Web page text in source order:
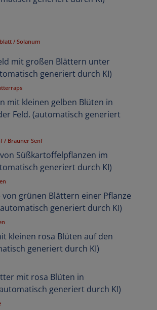
/ Solanum
/ Brauner Senf